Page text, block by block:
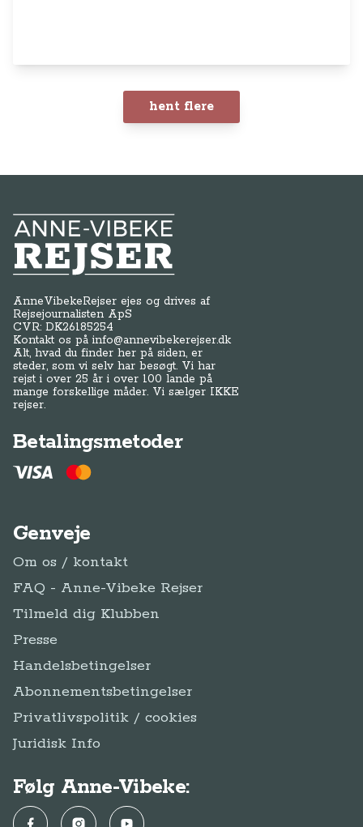
hent flere
Anne-Vibeke Rejser
AnneVibekeRejser ejes og drives af
Rejsejournalisten ApS
CVR: DK26185254
Kontakt os påinfo@annevibekerejser.dk
Alt, hvad du finder her på siden, er
steder, som vi selv har besøgt. Vi har
rejst i over 25 år i over 100 lande på
mange forskellige måder. Vi sælger IKKE
rejser.
Betalingsmetoder
Genveje
Om os / kontakt
FAQ - Anne-Vibeke Rejser
Tilmeld dig Klubben
Presse
Handelsbetingelser
Abonnementsbetingelser
Privatlivspolitik / cookies
Juridisk Info
Følg Anne-Vibeke:
FacebookInstagramYouTube